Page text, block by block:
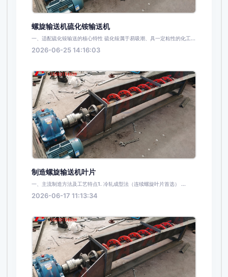
螺旋输送机硫化铵输送机
一、适配硫化铵输送的核心特性 硫化铵属于易吸潮、具一定粘性的化工...
2026-06-25 14:16:03
制造螺旋输送机叶片
一、主流制造方法及工艺特点1. 冷轧成型法（连续螺旋叶片首选） ...
2026-06-17 11:13:34